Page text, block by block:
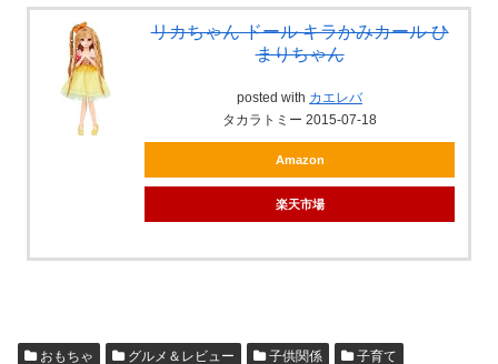
リカちゃん ドール キラかみカール ひ
まりちゃん
posted with カエレバ
タカラトミー 2015-07-18
Amazon
楽天市場
おもちゃ グルメ＆レビュー 子供関係 子育て